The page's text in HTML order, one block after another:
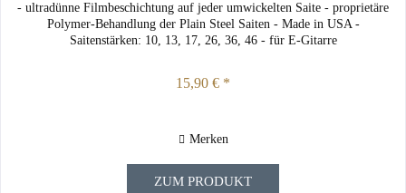
- ultradünne Filmbeschichtung auf jeder umwickelten Saite - proprietäre
Polymer-Behandlung der Plain Steel Saiten - Made in USA -
Saitenstärken: 10, 13, 17, 26, 36, 46 - für E-Gitarre
15,90 € *
Merken
ZUM PRODUKT